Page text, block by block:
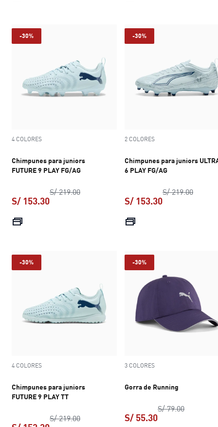
-30%
4 COLORES
Chimpunes para juniors
FUTURE 9 PLAY FG/AG
S/ 219.00precio original S/ 219.00
S/ 153.30
precio actual S/ 153.30
-30%
2 COLORES
Chimpunes para juniors
6 PLAY FG/AG
S/ 219.00precio
S/ 153.30
-30%
4 COLORES
Chimpunes para juniors
FUTURE 9 PLAY TT
S/ 219.00precio original S/ 219.00
-30%
3 COLORES
Gorra de Running
S/ 79.00precio
S/ 55.30